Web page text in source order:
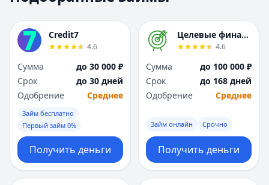
Н
Набережные Челны
Новокузнецк
Новосибирск
О
Оренбург
П
Пенза
Пермь
Н
Набережные
Новокузнецк
Новосибирск
О
Оренбург
П
Пенза
Пермь
Credit7
4.6
Сумма
до 30 000 ₽
Срок
до 30 дней
Одобрение
Среднее
Займ бесплатно
Первый займ 0%
Получить деньги
Целевые финансы
4.6
Сумма
до 100 000 ₽
Срок
до 168 дней
Одобрение
Среднее
Займ онлайн Срочно
Получить деньги